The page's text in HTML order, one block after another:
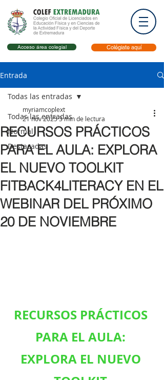
Acceso área colegial Colégiate aquí
Entrada
Todas las entradas
Normal
Destacadas
Todas las entradas
RECURSOS PRÁCTICOS
PARA EL AULA: EXPLORA
EL NUEVO TOOLKIT
FITBACK4LITERACY EN EL
WEBINAR DEL PRÓXIMO
20 DE NOVIEMBRE
myriamcoplext
21 nov 20253 min de lectura
RECURSOS PRÁCTICOS
PARA EL AULA:
EXPLORA EL NUEVO